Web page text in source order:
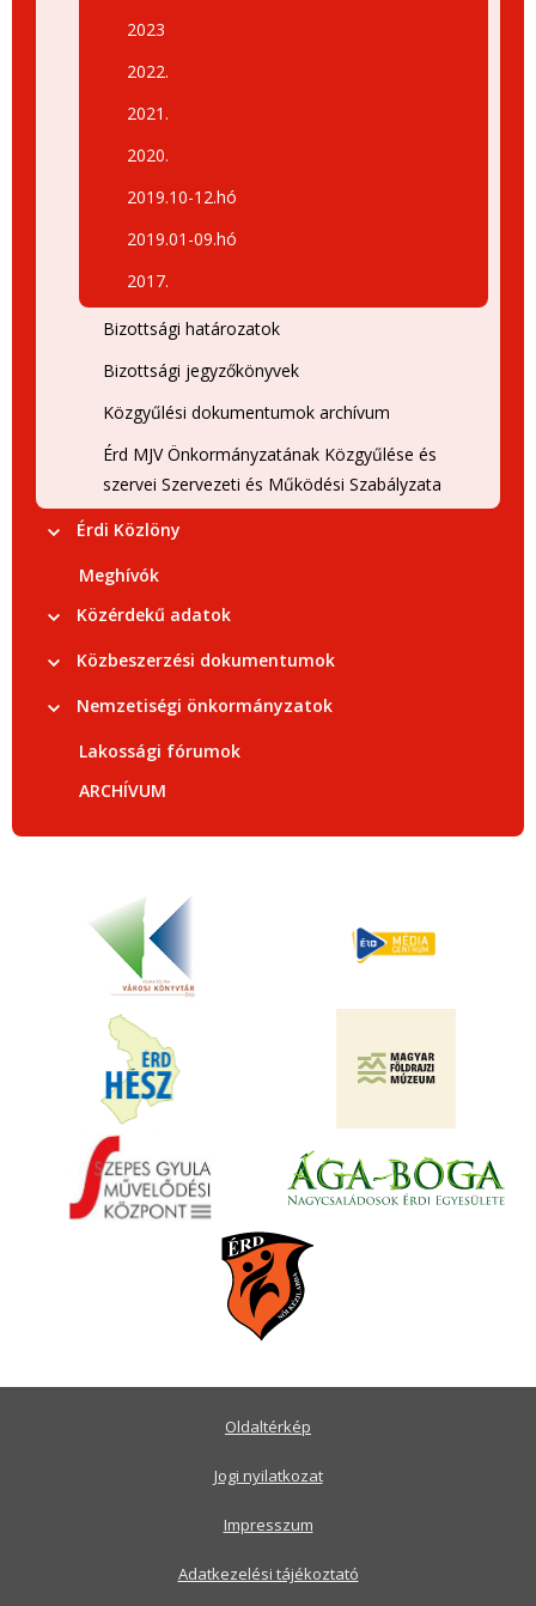
2023
2022.
2021.
2020.
2019.10-12.hó
2019.01-09.hó
2017.
Bizottsági határozatok
Bizottsági jegyzőkönyvek
Közgyűlési dokumentumok archívum
Érd MJV Önkormányzatának Közgyűlése és
szervei Szervezeti és Működési Szabályzata
Érdi Közlöny
Meghívók
Közérdekű adatok
Közbeszerzési dokumentumok
Nemzetiségi önkormányzatok
Lakossági fórumok
ARCHÍVUM
Oldaltérkép
Jogi nyilatkozat
Impresszum
Adatkezelési tájékoztató